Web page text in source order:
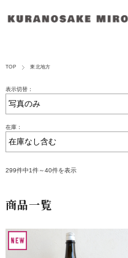
TOP 東北地方
表示切替：
在庫：
299件中1件～40件を表示
商品一覧